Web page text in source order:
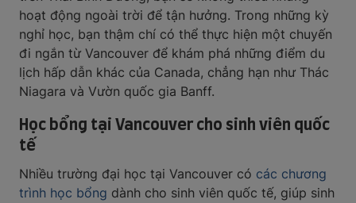
hoạt động ngoài trời để tận hưởng. Trong những kỳ
nghỉ học, bạn thậm chí có thể thực hiện một chuyến
đi ngắn từ Vancouver để khám phá những điểm du
lịch hấp dẫn khác của Canada, chẳng hạn như Thác
Niagara và Vườn quốc gia Banff.
Học bổng tại Vancouver cho sinh viên quốc
tế
Nhiều trường đại học tại Vancouver có các chương
trình học bổng dành cho sinh viên quốc tế, giúp sinh